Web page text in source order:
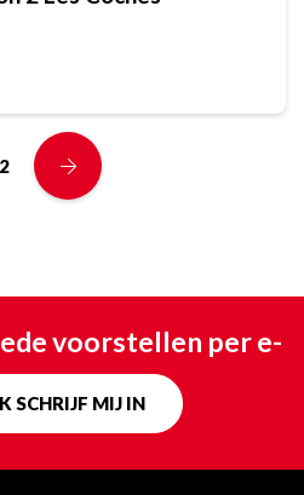
2
voorstellen per e-
SCHRIJF MIJ IN